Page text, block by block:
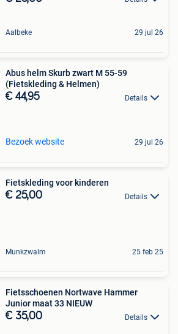
Aalbeke 29 jul 26
Abus helm Skurb zwart M 55-59
(Fietskleding & Helmen)
€ 44,95 Details
Bezoek website 29 jul 26
Fietskleding voor kinderen
€ 25,00 Details
Munkzwalm 25 feb 25
Fietsschoenen Nortwave Hammer
Junior maat 33 NIEUW
€ 35,00 Details